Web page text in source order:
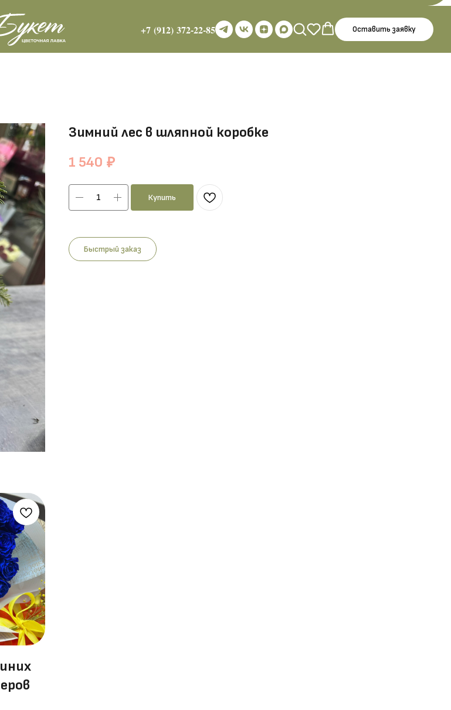
+7 (912) 372-22-85 Оставить заявку
Зимний лес в шляпной коробке
1 540 ₽
Купить
Быстрый заказ